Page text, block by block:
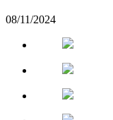
08/11/2024